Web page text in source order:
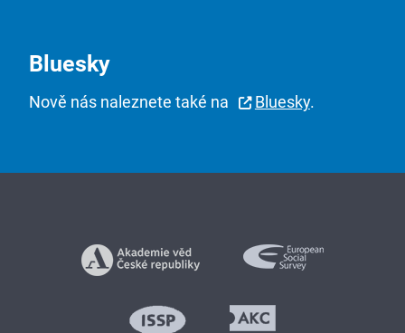
Bluesky
Nově nás naleznete také na Bluesky.